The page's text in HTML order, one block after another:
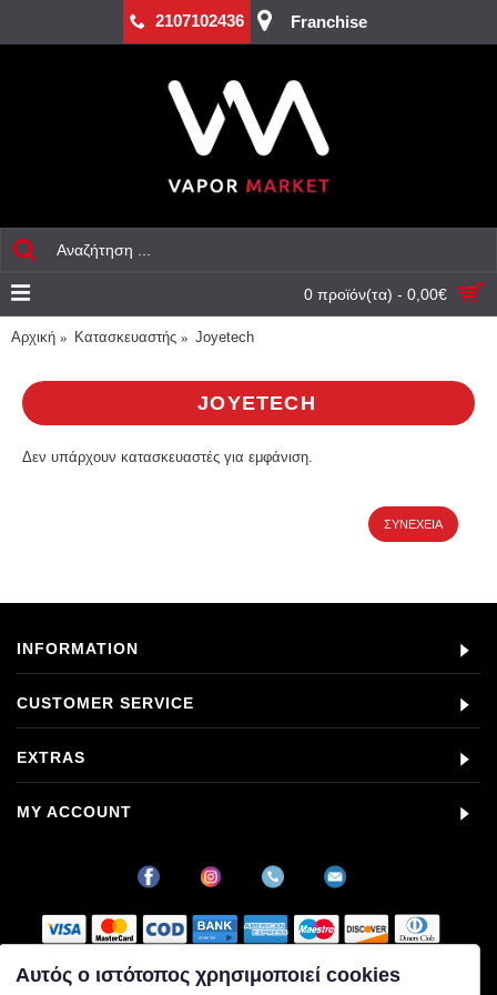
2107102436 Franchise
0 προϊόν(τα) - 0,00€
Αρχική Κατασκευαστής Joyetech
JOYETECH
Δεν υπάρχουν κατασκευαστές για εμφάνιση.
ΣΥΝΈΧΕΙΑ
INFORMATION
CUSTOMER SERVICE
EXTRAS
MY ACCOUNT
Στοιχεία εταιρείας
Αυτός ο ιστότοπος χρησιμοποιεί cookies